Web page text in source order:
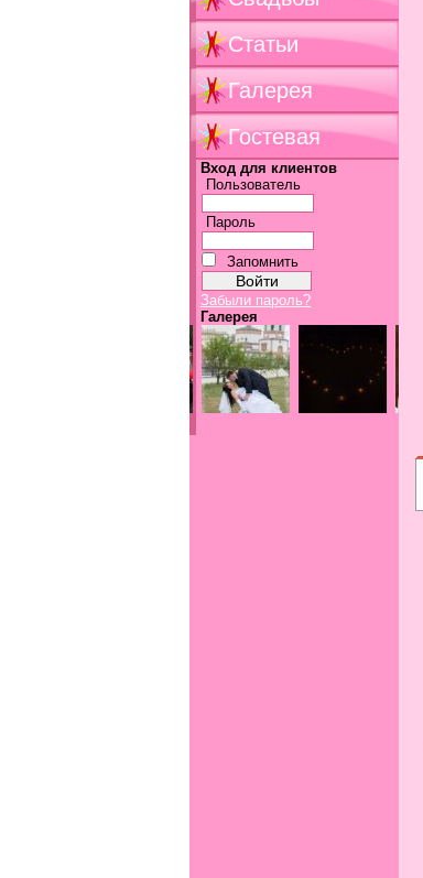
Статьи
Галерея
Гостевая
Вход для клиентов
Пользователь
Пароль
Запомнить
Забыли пароль?
Галерея